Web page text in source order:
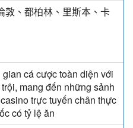
敦、都柏林、里斯本、卡
cá cược toàn diện với
mang đến những sảnh
trực tuyến chân thực
có tỷ lệ ăn